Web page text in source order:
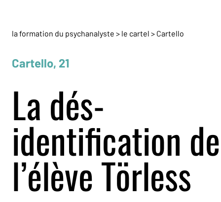
la formation du psychanalyste > le cartel > Cartello
Cartello, 21
La dés-
identification de
l’élève Törless